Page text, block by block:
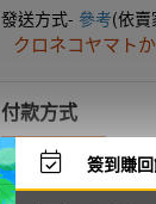
簽到賺
發送方式- 參考(依賣
クロネコヤマト
付款方式
即時付款 ATM
先買後付